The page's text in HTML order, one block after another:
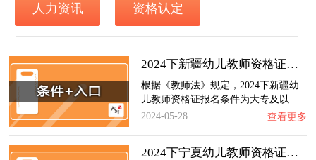
人力资讯 资格认定
2024下新疆幼儿教师资格证报名条件+官网入口…
根据《教师法》规定，2024下新疆幼
儿教师资格证报名条件为大专及以…
2024-05-28
查看更多
2024下宁夏幼儿教师资格证报名条件+官网入口…